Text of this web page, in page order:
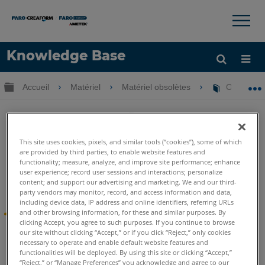
Knowledge Base
LANGUE
×
Développer/réduire la hiérarchie globale
Accueil Matériel Matériel obsolètes
Obsolètes-Gage
Nouvelles du produit
Le FARO®Gage est maintenant enStatut hérité . Cette
section de la base de connaissances contient des articles et
des informations spécifiques au Gage, mais de nombreux
This site uses cookies, pixels, and similar tools (“cookies”), some of which
are provided by third parties, to enable website features and
functionality; measure, analyze, and improve site performance; enhance
user experience; record user sessions and interactions; personalize
content; and support our advertising and marketing. We and our third-
party vendors may monitor, record, and access information and data,
including device data, IP address and online identifiers, referring URLs
and other browsing information, for these and similar purposes. By
clicking Accept, you agree to such purposes. If you continue to browse
our site without clicking “Accept,” or if you click “Reject,” only cookies
necessary to operate and enable default website features and
functionalities will be deployed. By using this site or clicking “Accept,”
“Reject,” or “Manage Preferences” you acknowledge and agree to our